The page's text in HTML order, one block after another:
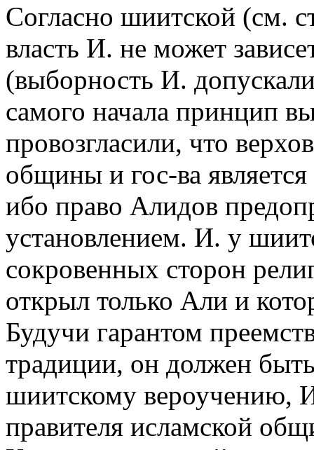
Согласно шиитской (см.
власть И. не может
(выборность И.
самого начала принцип
провозгласили, что
общины и гос-ва
ибо право Алидов
установлением. И. у
сокровенных сторон
открыл только Али и
Будучи гарантом
традиции, он должен
шиитскому вероучению,
правителя исламской